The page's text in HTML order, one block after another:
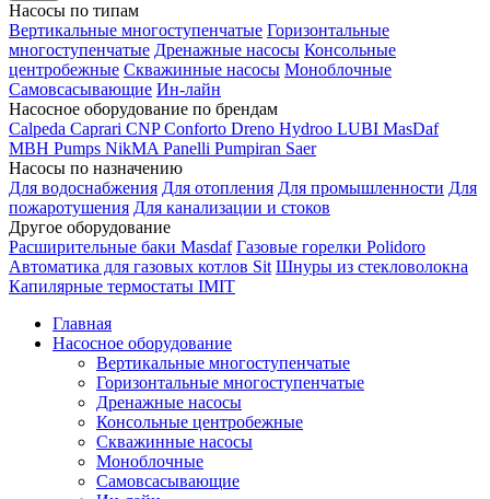
Насосы по типам
Вертикальные многоступенчатые Горизонтальные
многоступенчатые Дренажные насосы Консольные
центробежные Скважинные насосы Моноблочные
Самовсасывающие Ин-лайн
Насосное оборудование по брендам
Calpeda Caprari CNP Conforto Dreno Hydroo LUBI MasDaf
MBH Pumps NikMA Panelli Pumpiran Saer
Насосы по назначению
Для водоснабжения Для отопления Для промышленности Для
пожаротушения Для канализации и стоков
Другое оборудование
Расширительные баки Masdaf Газовые горелки Polidoro
Автоматика для газовых котлов Sit Шнуры из стекловолокна
Капилярные термостаты IMIT
Главная
Насосное оборудование
Вертикальные многоступенчатые
Горизонтальные многоступенчатые
Дренажные насосы
Консольные центробежные
Скважинные насосы
Моноблочные
Самовсасывающие